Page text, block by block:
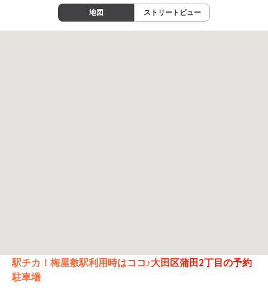
地図 ストリートビュー
駅チカ！梅屋敷駅利用時はココ♪大田区蒲田2丁目の予約
駐車場